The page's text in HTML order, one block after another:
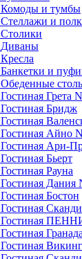
Комоды и тумбы
Стеллажи и
Столики
Диваны
Кресла
Банкетки и
Обеденные
Гостиная Грета
Гостиная Бридж
Гостиная
Гостиная Айно
Гостиная Ари-
Гостиная Бьерт
Гостиная Рауна
Гостиная Дания
Гостиная Бостон
Гостиная
Гостиная
Гостиная Гранада
Гостиная Викинг